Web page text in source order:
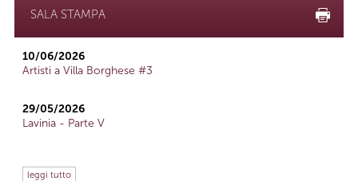
SALA STAMPA
10/06/2026
Artisti a Villa Borghese #3
29/05/2026
Lavinia - Parte V
leggi tutto